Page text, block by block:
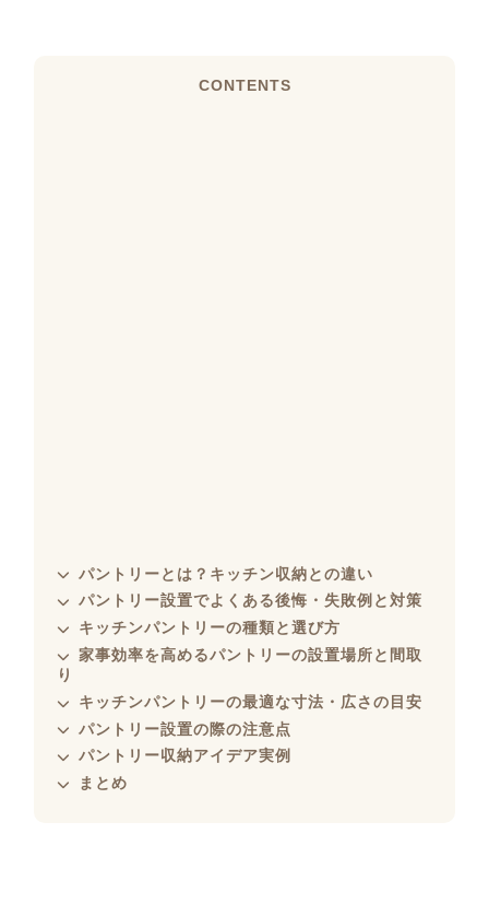
CONTENTS
パントリーとは？キッチン収納との違い
パントリー設置でよくある後悔・失敗例と対策
キッチンパントリーの種類と選び方
家事効率を高めるパントリーの設置場所と間取
り
キッチンパントリーの最適な寸法・広さの目安
パントリー設置の際の注意点
パントリー収納アイデア実例
まとめ